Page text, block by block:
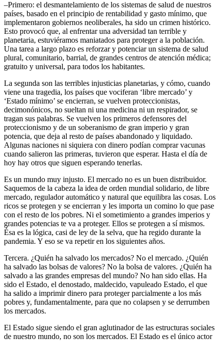
–Primero: el desmantelamiento de los sistemas de salud de nuestros
países, basado en el principio de rentabilidad y gasto mínimo, que
implementaron gobiernos neoliberales, ha sido un crimen histórico.
Esto provocó que, al enfrentar una adversidad tan terrible y
planetaria, estuviéramos maniatados para proteger a la población.
Una tarea a largo plazo es reforzar y potenciar un sistema de salud
plural, comunitario, barrial, de grandes centros de atención médica;
gratuito y universal, para todos los habitantes.
La segunda son las terribles injusticias planetarias, y cómo, cuando
viene una tragedia, los países que vociferan ‘libre mercado’ y
‘Estado mínimo’ se encierran, se vuelven proteccionistas,
decimonónicos, no sueltan ni una medicina ni un respirador, se
tragan sus palabras. Se vuelven los primeros defensores del
proteccionismo y de un soberanismo de gran imperio y gran
potencia, que deja al resto de países abandonado y liquidado.
Algunas naciones ni siquiera con dinero podían comprar vacunas
cuando salieron las primeras, tuvieron que esperar. Hasta el día de
hoy hay otros que siguen esperando tenerlas.
Es un mundo muy injusto. El mercado no es un buen distribuidor.
Saquemos de la cabeza la idea de orden mundial solidario, de libre
mercado, regulador automático y natural que equilibra las cosas. Los
ricos se protegen y se encierran y les importa un comino lo que pase
con el resto de los pobres. Ni el sometimiento a grandes imperios y
grandes potencias te va a proteger. Ellos se protegen a sí mismos.
Ésa es la lógica, casi de ley de la selva, que ha regido durante la
pandemia. Y eso se va repetir en los siguientes años.
Tercera. ¿Quién ha salvado los mercados? No el mercado. ¿Quién
ha salvado las bolsas de valores? No la bolsa de valores. ¿Quién ha
salvado a las grandes empresas del mundo? No han sido ellas. Ha
sido el Estado, el denostado, maldecido, vapuleado Estado, el que
ha salido a imprimir dinero para proteger parcialmente a los más
pobres y, fundamentalmente, para que no colapsen y se derrumben
los mercados.
El Estado sigue siendo el gran aglutinador de las estructuras sociales
de nuestro mundo, no son los mercados. El Estado es el único actor